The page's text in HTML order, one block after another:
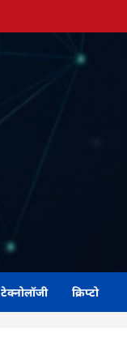
टेक्नोलॉजी क्रिप्टो